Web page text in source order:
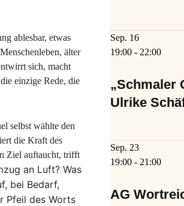
ablesbar, etwas
älter
sich, macht
einzige Rede, die
selbst wählte den
die Kraft des
Ziel auftaucht, trifft
an Luft? Was
bei Bedarf,
Pfeil des Worts
Sep. 16
19:00 - 22:00
„Schmaler
Ulrike
Sep. 23
19:00 - 21:00
AG